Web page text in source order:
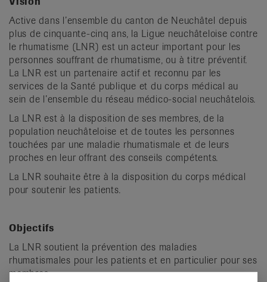
Active dans l’ensemble du canton de Neuchâtel depuis
plus de cinquante-cinq ans, la Ligue neuchâteloise contre
le rhumatisme (LNR) est un acteur important pour les
personnes souffrant de rhumatisme, ou à titre préventif.
La LNR est un partenaire actif et reconnu par les
services de la Santé publique et du corps médical au
sein de l’ensemble du réseau médico-social neuchâtelois.
La LNR est à la disposition de ses membres, de la
population neuchâteloise et de toutes les personnes
touchées par une maladie rhumatismale et de leurs
proches en leur offrant des conseils compétents.
La LNR souhaite être à la disposition du corps médical
pour soutenir les patients.
Objectifs
La LNR soutient la prévention des maladies
rhumatismales pour les patients et en particulier pour ses
membres.